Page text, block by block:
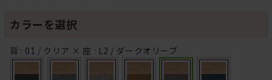
カラーを選択
背 : 01 / クリア × 座 : L2 / ダークオリーブ